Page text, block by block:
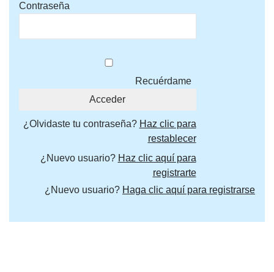
Contraseña
Recuérdame
¿Olvidaste tu contraseña? Haz clic para
restablecer
¿Nuevo usuario? Haz clic aquí para
registrarte
¿Nuevo usuario? Haga clic aquí para registrarse